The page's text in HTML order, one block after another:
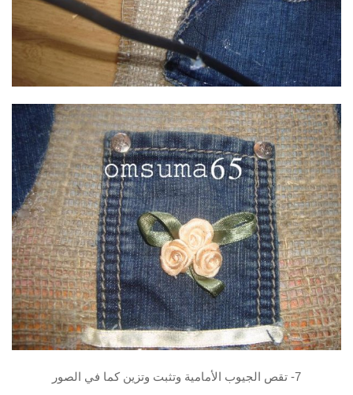
7- تقص الجيوب الأمامية وتثبت وتزين كما في الصور